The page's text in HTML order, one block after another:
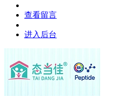
查看留言
进入后台